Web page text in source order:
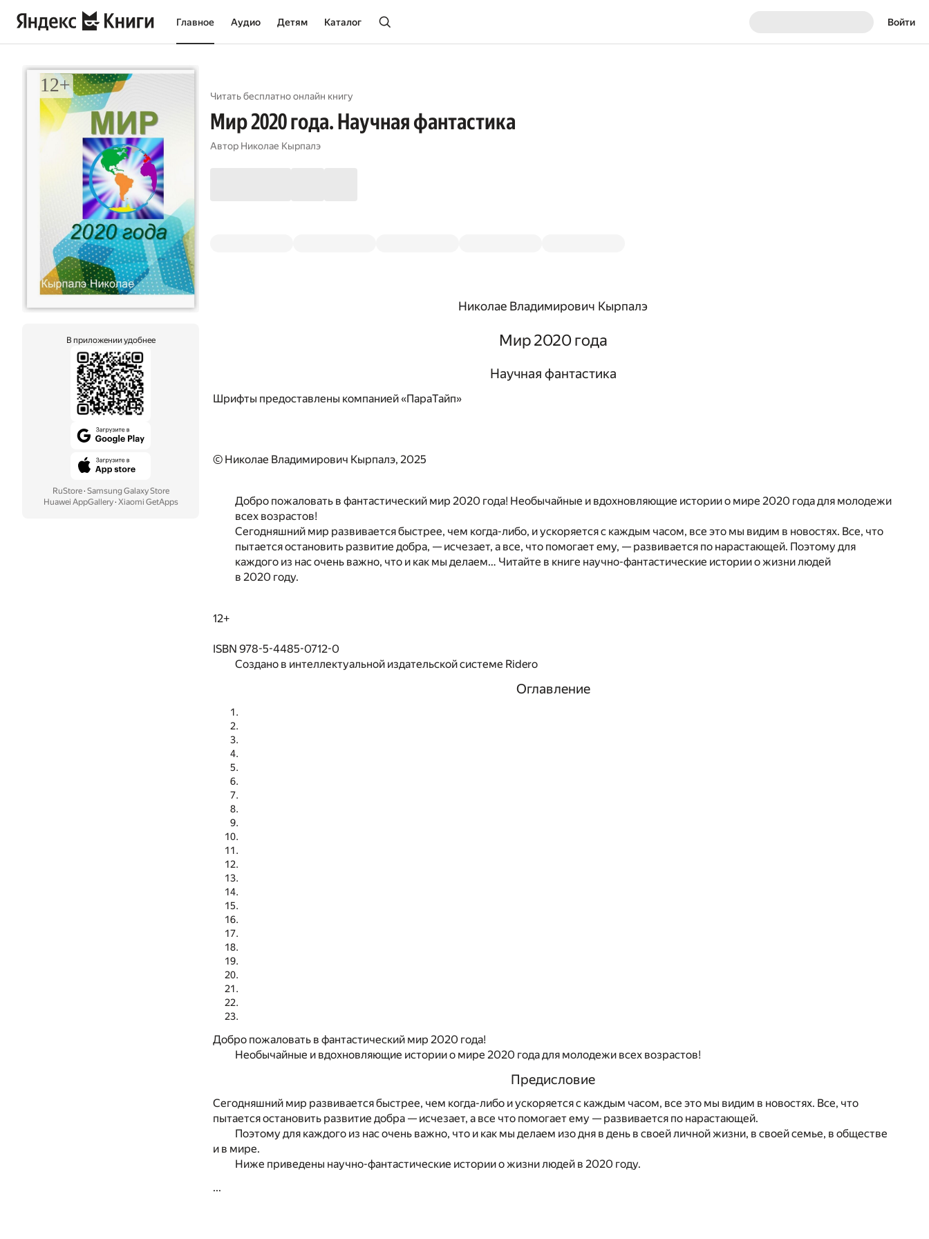
Главное Аудио Детям Каталог Войти
В приложении удобнее
RuStore· Samsung Galaxy Store
Huawei AppGallery· Xiaomi GetApps
Читать бесплатно онлайн книгу
Мир 2020 года. Научная фантастика
Автор Николае Кырпалэ
Николае Владимирович Кырпалэ
Мир 2020 года
Научная фантастика
Шрифты предоставлены компанией «ПараТайп»
© Николае Владимирович Кырпалэ, 2025
Добро пожаловать в фантастический мир 2020 года! Необычайные и вдохновляющие истории о мире 2020 года для молодежи
всех возрастов!
Сегодняшний мир развивается быстрее, чем когда-либо, и ускоряется с каждым часом, все это мы видим в новостях. Все, что
пытается остановить развитие добра, — исчезает, а все, что помогает ему, — развивается по нарастающей. Поэтому для
каждого из нас очень важно, что и как мы делаем… Читайте в книге научно-фантастические истории о жизни людей
в 2020 году.
12+
ISBN 978-5-4485-0712-0
Создано в интеллектуальной издательской системе Ridero
Оглавление
Добро пожаловать в фантастический мир 2020 года!
Необычайные и вдохновляющие истории о мире 2020 года для молодежи всех возрастов!
Предисловие
Сегодняшний мир развивается быстрее, чем когда-либо и ускоряется с каждым часом, все это мы видим в новостях. Все, что
пытается остановить развитие добра — исчезает, а все что помогает ему — развивается по нарастающей.
Поэтому для каждого из нас очень важно, что и как мы делаем изо дня в день в своей личной жизни, в своей семье, в обществе
и в мире.
Ниже приведены научно-фантастические истории о жизни людей в 2020 году.
...